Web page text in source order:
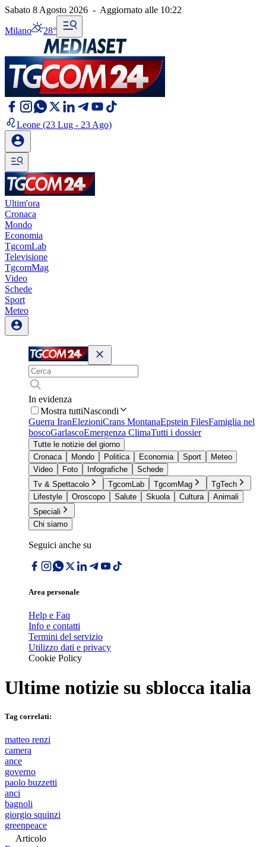
Sabato 8 Agosto 2026 - Aggiornato alle 10:22
Milano 28°
Leone (23 Lug - 23 Ago)
Ultim'ora
Cronaca
Mondo
Economia
TgcomLab
Televisione
TgcomMag
Video
Schede
Sport
Meteo
In evidenza
Mostra tuttiNascondi
Guerra IranElezioniCrans MontanaEpstein FilesFamiglia nel
boscoGarlascoEmergenza ClimaTutti i dossier
Tutte le notizie del giorno
Cronaca
Mondo Politica Economia Sport
Meteo
Video
Foto Infografiche
Schede
Tv & Spettacolo
TgcomLab TgcomMag
TgTech
Lifestyle
Oroscopo Salute Skuola Cultura
Animali
Speciali
Chi siamo
Seguici anche su
Area personale
Help e Faq
Info e contatti
Termini del servizio
Utilizzo dati e privacy
Cookie Policy
Ultime notizie su sblocca italia
Tag correlati:
matteo renzi
camera
ance
governo
paolo buzzetti
anci
bagnoli
giorgio squinzi
greenpeace
Articolo